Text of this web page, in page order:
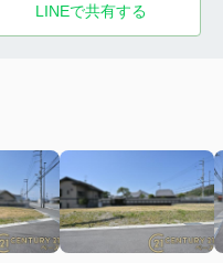
LINEで共有する